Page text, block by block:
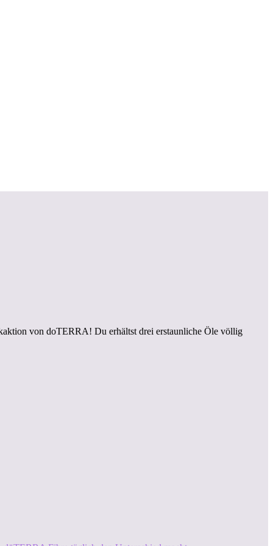
von doTERRA! Du erhältst drei erstaunliche Öle völlig